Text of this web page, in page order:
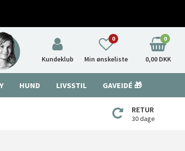
Kundeklub Min ønskeliste
0 0
0,00 DKK
HUND LIVSSTIL GAVEIDÉ 🎁
RETUR
30 dage